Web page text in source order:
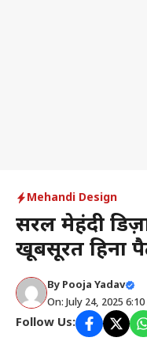
Mehandi Design
सरल मेहंदी
खूबसूरत हिना
By Pooja Yadav
On: July 24, 2025
Follow Us: